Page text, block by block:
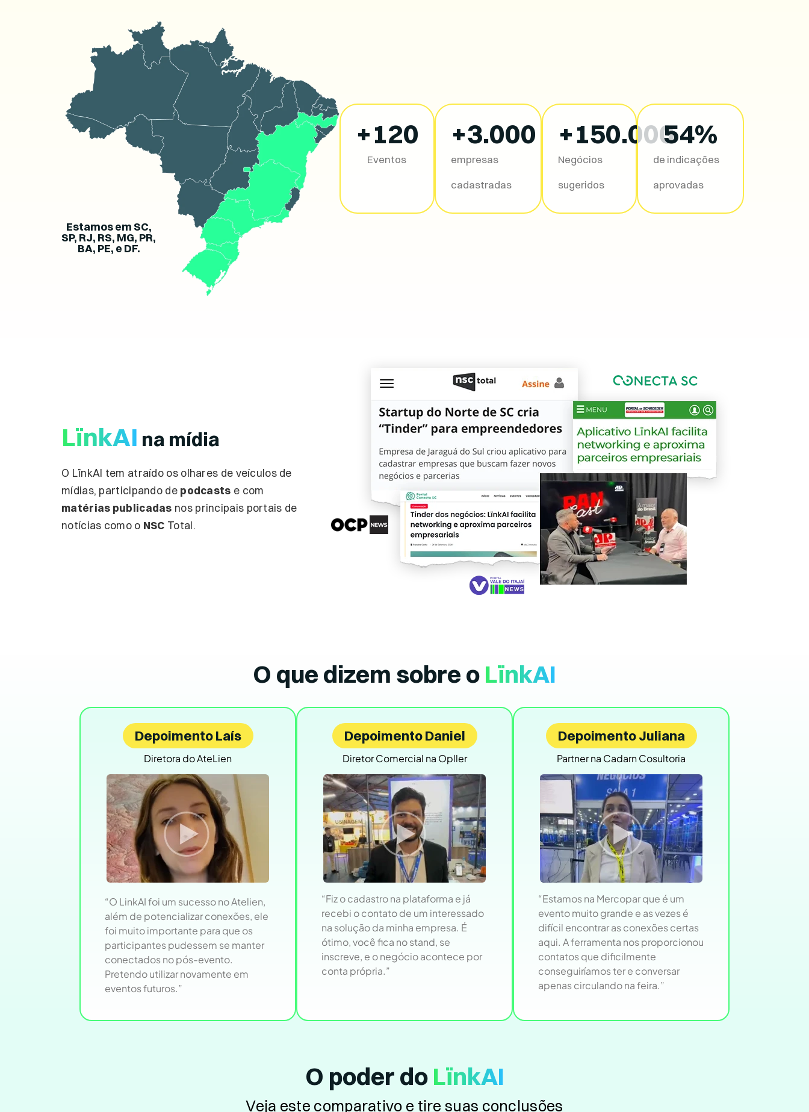
Estamos em SC,
SP, RJ, RS, MG, PR,
BA, PE, e DF.
Eventos
+120
empresas
cadastradas
+3.000
Negócios
sugeridos
+150.000
de indicações
aprovadas
87%
LïnkAI na mídia
O LïnkAI tem atraído os olhares de veículos de
mídias, participando de podcasts e com
matérias publicadas nos principais portais de
notícias como o NSC Total.
O que dizem sobre o LïnkAI
Depoimento Laís
Diretora do AteLien
“O LinkAI foi um sucesso no Atelien,
além de potencializar conexões, ele
foi muito importante para que os
participantes pudessem se manter
conectados no pós-evento.
Pretendo utilizar novamente em
eventos futuros.”
Depoimento Daniel
Diretor Comercial na Opller
“Fiz o cadastro na plataforma e já
recebi o contato de um interessado
na solução da minha empresa. É
ótimo, você fica no stand, se
inscreve, e o negócio acontece por
conta própria.”
Depoimento Juliana
Partner na Cadarn Cosultoria
“Estamos na Mercopar que é um
evento muito grande e as vezes é
difícil encontrar as conexões certas
aqui. A ferramenta nos proporcionou
contatos que dificilmente
conseguiríamos ter e conversar
apenas circulando na feira.”
O poder do LïnkAI
Veja este comparativo e tire suas conclusões